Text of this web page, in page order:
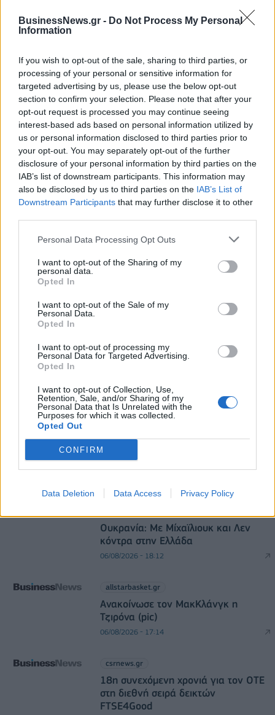
BusinessNews.gr - Do Not Process My Personal
Information
If you wish to opt-out of the sale, sharing to third parties, or
processing of your personal or sensitive information for
targeted advertising by us, please use the below opt-out
section to confirm your selection. Please note that after your
opt-out request is processed you may continue seeing
interest-based ads based on personal information utilized by
us or personal information disclosed to third parties prior to
your opt-out. You may separately opt-out of the further
disclosure of your personal information by third parties on the
IAB’s list of downstream participants. This information may
also be disclosed by us to third parties on the IAB’s List of
Downstream Participants that may further disclose it to other
Personal Data Processing Opt Outs
I want to opt-out of the Sharing of my
personal data.
Opted In
I want to opt-out of the Sale of my
Personal Data.
Opted In
I want to opt-out of processing my
Personal Data for Targeted Advertising.
Opted In
I want to opt-out of Collection, Use,
Retention, Sale, and/or Sharing of my
Personal Data that Is Unrelated with the
Purposes for which it was collected.
Opted Out
CONFIRM
Data Deletion Data Access Privacy Policy
ΔΗΜΟΦΙΛΗ
Metlen: Ρεκόρ EBITDA στο α' εξάμηνο, στα 550
εκατ. ευρώ – Καθαρά κέρδη 313 εκατ. ευρώ
06/08/2026 - 09:12 ΕΠΙΧΕΙΡΗΣΕΙΣ
HELLENiQ ENERGY: Κέρδη 393 εκατ. ευρώ στο α'
εξάμηνο – Στα 734 εκατ. ευρώ τα EBITDA
ΕΠΙΧΕΙΡΗΣΕΙΣ
Β.Σ. Καρούλιας: Τζίρος 98,7 εκατ. ευρώ και
αύξηση κερδών 57% - Τα νέα στοιχήματα σε low
Viohalco: Αυξημένος κατά 14% ο τζίρος στο α'
εξάμηνο, στα 4,3 δισ. ευρώ – Στα 446 εκατ. ευρώ
τα EBITDA
06/08/2026 - 08:23 ΕΠΙΧΕΙΡΗΣΕΙΣ
ουκρανικά drones τη νύχτα - Ελαφρές ζημιές σε
αποθήκη της Wildberries
DIRECTION BUSINESS NETWORK
Ουκρανία: Με Μίχαϊλιουκ και Λεν
κόντρα στην Ελλάδα
06/08/2026 - 18:12
allstarbasket.gr
Ανακοίνωσε τον ΜακΚλάνγκ η
Τζιρόνα (pic)
06/08/2026 - 17:14
csrnews.gr
18η συνεχόμενη χρονιά για τον ΟΤΕ
στη διεθνή σειρά δεικτών
FTSE4Good